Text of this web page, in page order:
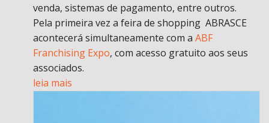
venda, sistemas de pagamento, entre outros.
Pela primeira vez a feira de shopping ABRASCE
acontecerá simultaneamente com a ABF
Franchising Expo, com acesso gratuito aos seus
associados.
leia mais